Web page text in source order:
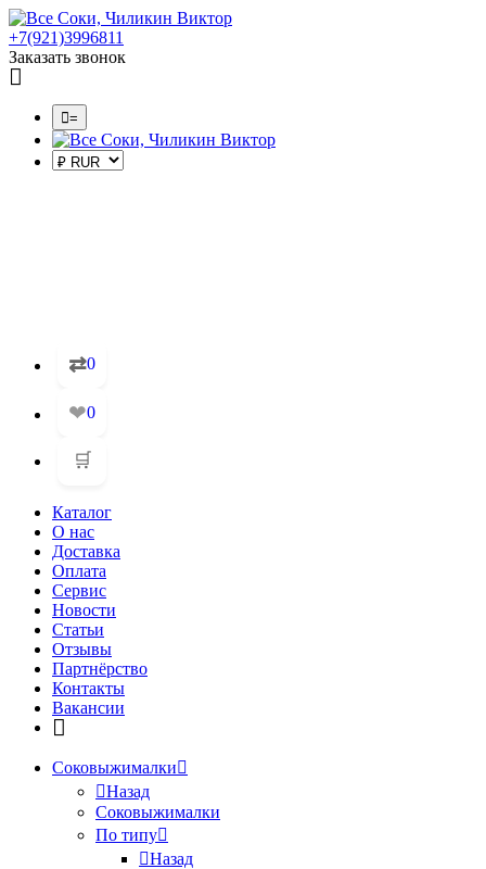
+7(921)3996811
Заказать звонок
=
⇄0
❤0
🛒
Каталог
О нас
Доставка
Оплата
Сервис
Новости
Статьи
Отзывы
Партнёрство
Контакты
Вакансии
Соковыжималки
Назад
Соковыжималки
По типу
Назад